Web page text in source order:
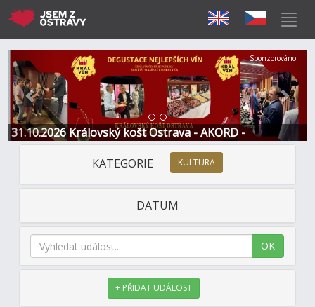
31.10.2026 Královský košt Ostrava - AKORD -
Restaurace a Hotel
Předchozí Další
Sponzorováno
KATEGORIE KULTURA
DATUM
OK
+ PŘIDAT UDÁLOST